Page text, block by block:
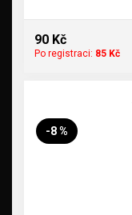
90 Kč
Po registraci: 85 Kč
-8 %